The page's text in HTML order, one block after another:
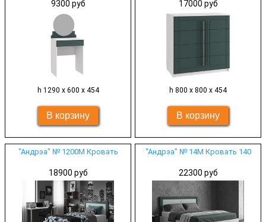
9300 руб
h 1290 х 600 х 454
17000 руб
h 800 х 800 х 454
"Андрэа" № 1200М Кровать
18900 руб
"Андрэа" № 14М Кровать 140
22300 руб